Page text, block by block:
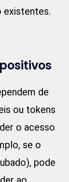
existentes.
de
ou tokens
o acesso
se o
pode